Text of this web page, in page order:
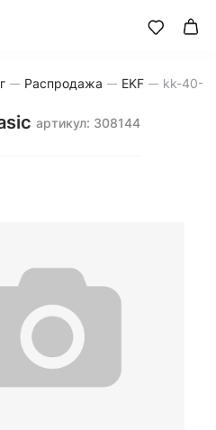
Распродажа EKF kk-40-
артикул: 308144